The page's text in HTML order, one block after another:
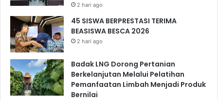
2 hari ago
45 SISWA BERPRESTASI TERIMA
BEASISWA BESCA 2026
2 hari ago
Badak LNG Dorong Pertanian
Berkelanjutan Melalui Pelatihan
Pemanfaatan Limbah Menjadi Produk
Bernilai